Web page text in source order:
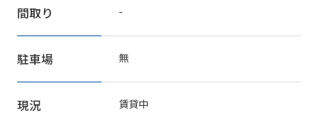
間取り -
駐車場 無
現況 賃貸中